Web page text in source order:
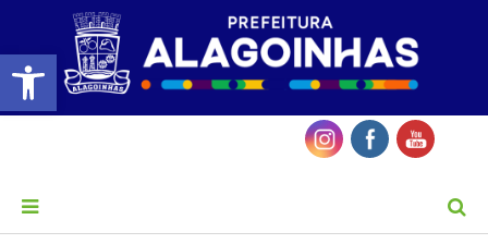
Barra de Ferramentas Aberta